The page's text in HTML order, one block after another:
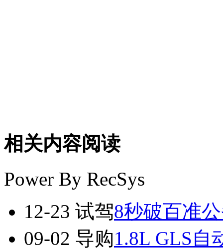
相关内容阅读
Power By RecSys
12-23 试驾8秒破百准
09-02 导购1.8L GLS自